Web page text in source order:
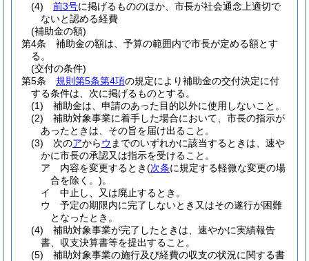
(4)
前3号に掲げるもののほか、市長が社会通念上適切で
ないと認める経費
(補助金の額)
第4条
補助金の額は、予算の範囲内で市長が定める額とす
る。
(交付の条件)
第5条
規則第5条第4項の規定により補助金の交付決定に付
する条件は、次に掲げるものとする。
(1)
補助金は、申請のあった目的以外に使用しないこと。
(2)
補助対象事業に着手した場合において、市長の指示が
あったときは、その旨を届け出ること。
(3)
次のアからウ までのいずれかに該当するときは、速や
かに市長の承認又は指示を受けること。
ア
内容を変更するとき(次条に規定する軽微な変更の場
合を除く。)。
イ
中止し、又は廃止するとき。
ウ
予定の期限内に完了しないとき又はその遂行が困難
となったとき。
(4)
補助対象事業が完了したときは、速やかに実績報告
書、収支決算書等を提出すること。
(5)
補助対象事業の施行及び経費の収支の状況に関する書